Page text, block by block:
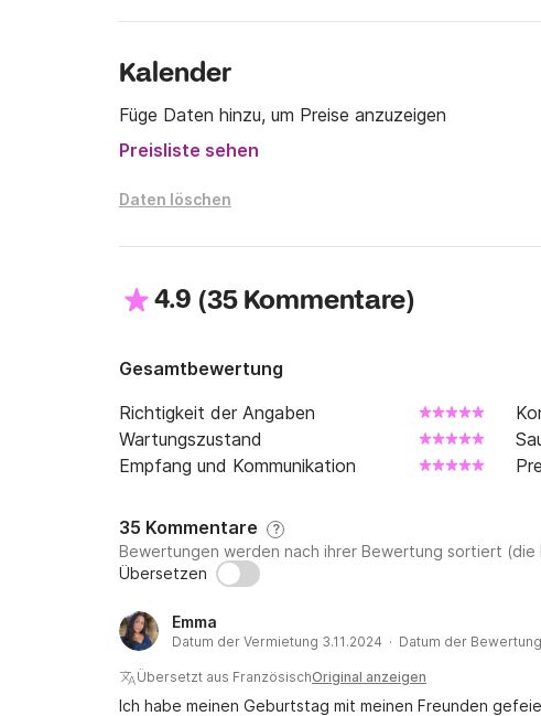
Kalender
Füge Daten hinzu, um Preise anzuzeigen
Preisliste sehen
Daten löschen
4.9 (35 Kommentare)
Gesamtbewertung
Richtigkeit der Angaben
Wartungszustand
Empfang und Kommunikation
35 Kommentare ?
Bewertungen werden nach ihrer Bewertung sortiert
Übersetzen
Emma
Datum der Vermietung 3.11.2024 · Datum der
Übersetzt aus FranzösischOriginal anzeigen
Ich habe meinen Geburtstag mit meinen Freunden